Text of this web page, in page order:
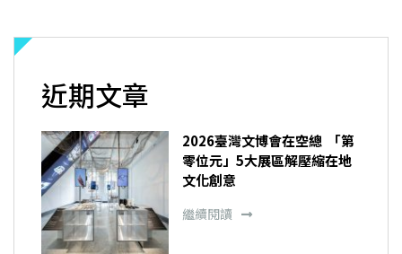
近期文章
2026臺灣文博會在空總 「第
零位元」5大展區解壓縮在地
文化創意
繼續閱讀